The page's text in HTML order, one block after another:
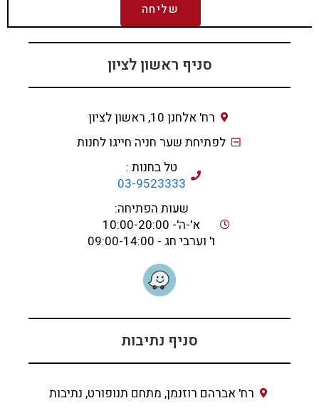
שליחה
סניף ראשון לציון
רח' אלחנן 10, ראשון לציון
לפתיחת שער חניה חייגו לחנות
טל בחנות :
03-9523333
שעות הפתיחה:
א'-ה'- 10:00-20:00
ו' וערבי חג - 09:00-14:00
סניף נתיבות
רח' אברהם רוזנמן, מתחם תנופורט, נתיבות